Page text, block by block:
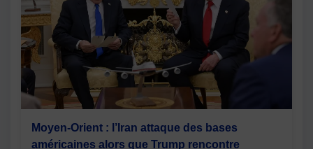
Moyen-Orient : l’Iran attaque des bases
américaines alors que Trump rencontre